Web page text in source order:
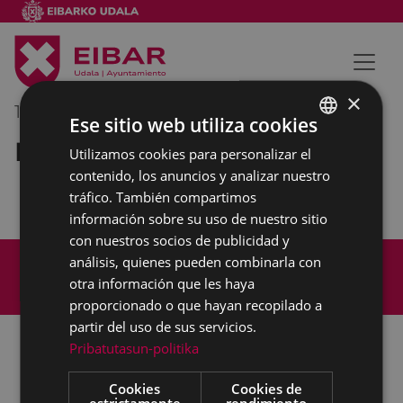
14/10/2022
Reunión interna municipal
Aviso legal
Política de cookies
Accesibilidad
BASQUE
SPANISH
×
Ese sitio web utiliza cookies
Utilizamos cookies para personalizar el
contenido, los anuncios y analizar nuestro
tráfico. También compartimos
información sobre su uso de nuestro sitio
con nuestros socios de publicidad y
análisis, quienes pueden combinarla con
otra información que les haya
proporcionado o que hayan recopilado a
partir del uso de sus servicios.
Pribatutasun-politika
Cookies
Cookies de